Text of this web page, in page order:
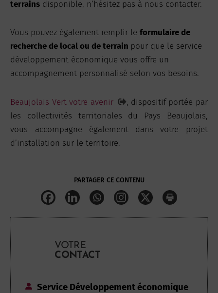
terrains disponible, n’hésitez pas à nous contacter.
Vous pouvez également remplir leformulaire de
recherche de local ou de terrain pour que le service
développement économique vous offre un
accompagnement personnalisé selon vos besoins.
Beaujolais Vert votre avenir
, dispositif portée par
les collectivités territoriales du Pays Beaujolais,
vous accompagne également dans votre projet
d’installation sur le territoire.
PARTAGER CE CONTENU
VOTRE
CONTACT
Service Développement économique